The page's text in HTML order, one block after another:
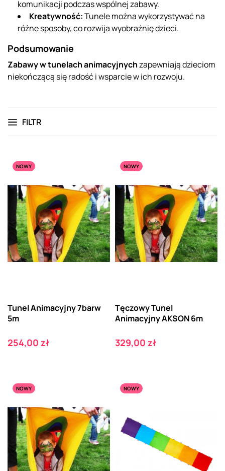
komunikacji podczas wspólnej zabawy.
Kreatywność:Tunele można wykorzystywać na
różne sposoby, co rozwija wyobraźnię dzieci.
Podsumowanie
Zabawy w tunelach animacyjnychzapewniają dzieciom
niekończącą się radość i wsparcie w ich rozwoju.
FILTR
NOWY
Tunel Animacyjny 7barw
5m
Cena
254,00 zł
NOWY
Tęczowy Tunel
Animacyjny AKSON 6m
Cena
329,00 zł
NOWY NOWY